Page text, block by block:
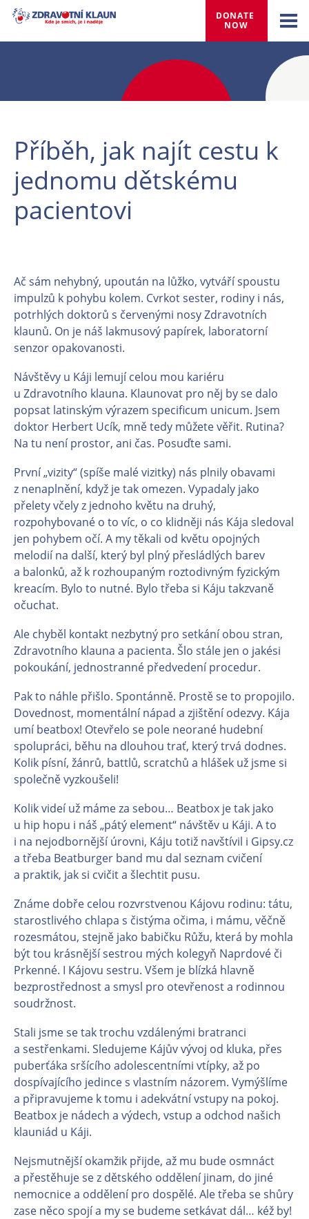
DONATE
NOW
Příběh, jak najít cestu k
jednomu dětskému
pacientovi
Ač sám nehybný, upoután na lůžko, vytváří spoustu
impulzů k pohybu kolem. Cvrkot sester, rodiny i nás,
potrhlých doktorů s červenými nosy Zdravotních
klaunů. On je náš lakmusový papírek, laboratorní
senzor opakovanosti.
Návštěvy u Káji lemují celou mou kariéru
u Zdravotního klauna. Klaunovat pro něj by se dalo
popsat latinským výrazem specificum unicum. Jsem
doktor Herbert Ucík, mně tedy můžete věřit. Rutina?
Na tu není prostor, ani čas. Posuďte sami.
První „vizity“ (spíše malé vizitky) nás plnily obavami
z nenaplnění, když je tak omezen. Vypadaly jako
přelety včely z jednoho květu na druhý,
rozpohybované o to víc, o co klidněji nás Kája sledoval
jen pohybem očí. A my těkali od květu opojných
melodií na další, který byl plný přesládlých barev
a balonků, až k rozhoupaným roztodivným fyzickým
kreacím. Bylo to nutné. Bylo třeba si Káju takzvaně
očuchat.
Ale chyběl kontakt nezbytný pro setkání obou stran,
Zdravotního klauna a pacienta. Šlo stále jen o jakési
pokoukání, jednostranné předvedení procedur.
Pak to náhle přišlo. Spontánně. Prostě se to propojilo.
Dovednost, momentální nápad a zjištění odezvy. Kája
umí beatbox! Otevřelo se pole neorané hudební
spolupráci, běhu na dlouhou trať, který trvá dodnes.
Kolik písní, žánrů, battlů, scratchů a hlášek už jsme si
společně vyzkoušeli!
Kolik videí už máme za sebou… Beatbox je tak jako
u hip hopu i náš „pátý element“ návštěv u Káji. A to
i na nejodbornější úrovni, Káju totiž navštívil i Gipsy.cz
a třeba Beatburger band mu dal seznam cvičení
a praktik, jak si cvičit a šlechtit pusu.
Známe dobře celou rozvrstvenou Kájovu rodinu: tátu,
starostlivého chlapa s čistýma očima, i mámu, věčně
rozesmátou, stejně jako babičku Růžu, která by mohla
být tou krásnější sestrou mých kolegyň Naprdové či
Prkenné. I Kájovu sestru. Všem je blízká hlavně
bezprostřednost a smysl pro otevřenost a rodinnou
soudržnost.
Stali jsme se tak trochu vzdálenými bratranci
a sestřenkami. Sledujeme Kájův vývoj od kluka, přes
puberťáka sršícího adolescentními vtípky, až po
dospívajícího jedince s vlastním názorem. Vymýšlíme
a připravujeme k tomu i adekvátní vstupy na pokoj.
Beatbox je nádech a výdech, vstup a odchod našich
klauniád u Káji.
Nejsmutnější okamžik přijde, až mu bude osmnáct
a přestěhuje se z dětského oddělení jinam, do jiné
nemocnice a oddělení pro dospělé. Ale třeba se shůry
zase něco spojí a my se budeme setkávat dál… kéž by!